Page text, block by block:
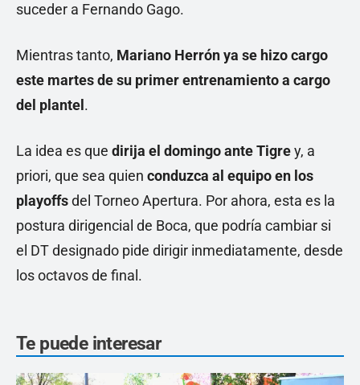
suceder a Fernando Gago.
Mientras tanto, Mariano Herrón ya se hizo cargo
este martes de su primer entrenamiento a cargo
del plantel .
La idea es que dirija el domingo ante Tigrey, a
priori, que sea quien conduzca al equipo en los
playoffsdel Torneo Apertura. Por ahora, esta es la
postura dirigencial de Boca, que podría cambiar si
el DT designado pide dirigir inmediatamente, desde
los octavos de final.
Te puede interesar